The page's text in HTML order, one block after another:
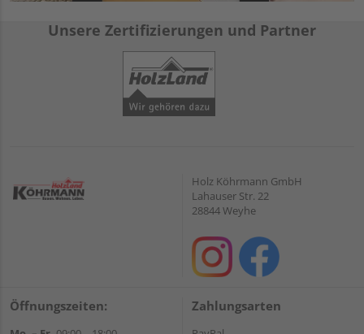
Unsere Zertifizierungen und Partner
Holz Köhrmann GmbH
Lahauser Str. 22
28844 Weyhe
Öffnungszeiten: Zahlungsarten